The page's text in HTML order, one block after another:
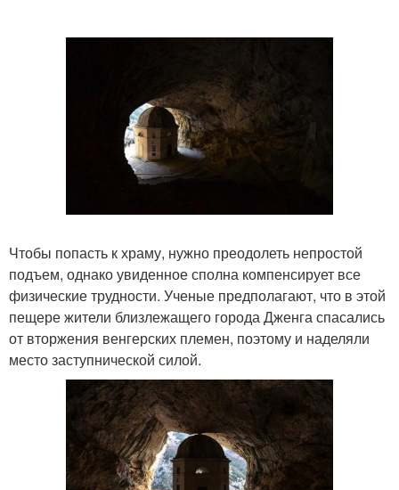
Чтобы попасть к храму, нужно преодолеть непростой
подъем, однако увиденное сполна компенсирует все
физические трудности. Ученые предполагают, что в этой
пещере жители близлежащего города Дженга спасались
от вторжения венгерских племен, поэтому и наделяли
место заступнической силой.